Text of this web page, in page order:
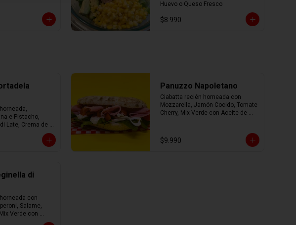
Huevo o Queso Fresco
$8.990
e Pistacho,
Late, Crema de
y mix verde con
Panuzzo Napoletano
Ciabatta recién horneada con
Mozzarella, Jamón Cocido, Tomate
Cherry, Mix Verde con Aceite de
$9.990
di
con
Salame,
Verde con